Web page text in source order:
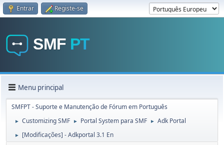
Entrar Registe-se
Menu principal
SMFPT - Suporte e Manutenção de Fórum em Português
► Customizing SMF ► Portal System para SMF ► Adk Portal
► [Modificações] - Adkportal 3.1 En